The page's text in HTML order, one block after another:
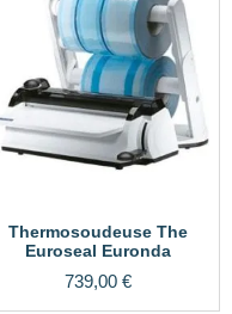
Thermosoudeuse The
Euroseal Euronda
739,00 €